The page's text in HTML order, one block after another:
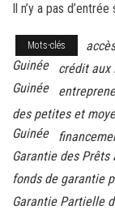
bo
ok
tt
er
Il n’y a pas d’entrée
Mots-clés
Guinée
crédit aux
Guinée
des petites et
Guinée
Garantie des Prêts
fonds de garantie
Garantie Partielle